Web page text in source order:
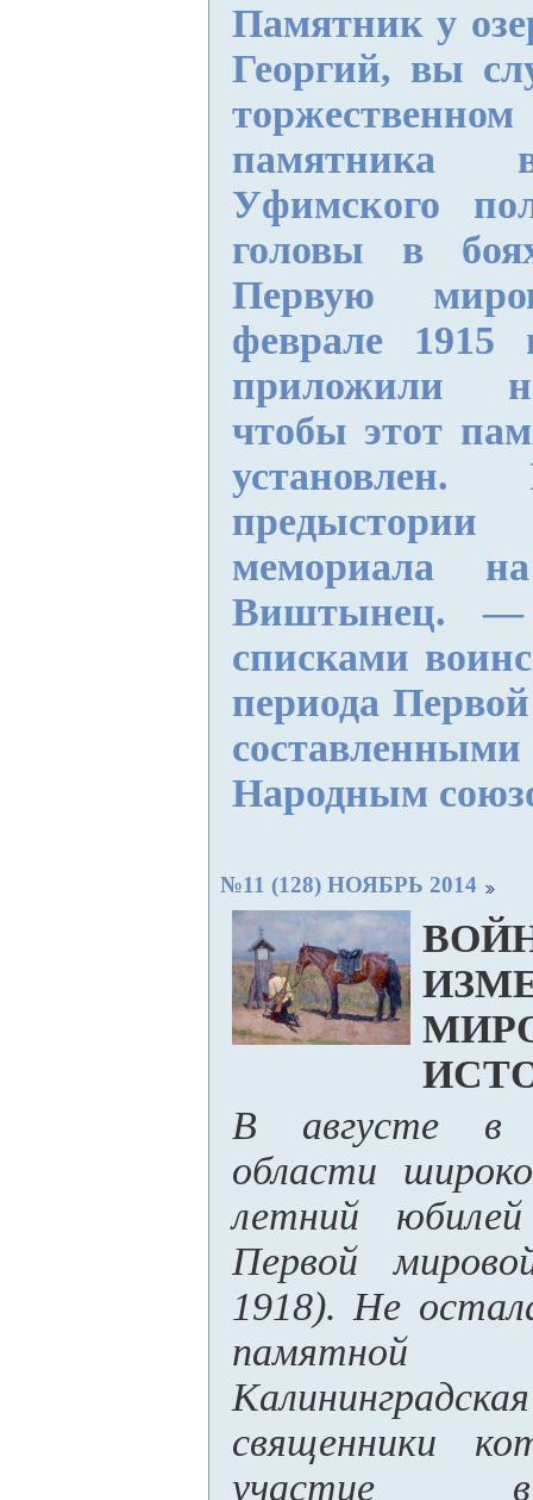
Памятник у
Георгий, вы
памятника
Уфимского
головы в
Первую
феврале
приложили
чтобы этот
мемориала
Виштынец.—
списками
периода
Народным
№11 (128) НОЯБРЬ 2014
В августе в
области
летний
Первой
1918). Не
священники
участие